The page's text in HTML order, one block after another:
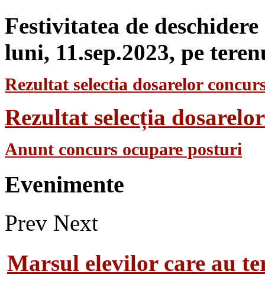
Festivitatea de
luni, 11.sep.2023, pe
Rezultat selectia dosarelor
Rezultat selecția
Anunt concurs ocupare posturi
Evenimente
Prev Next
Marsul elevilor care au